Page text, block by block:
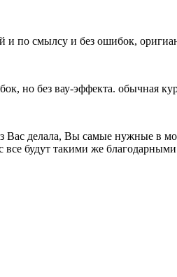
и по смылсу и без ошибок,
но без вау-эффекта. обычная
делала, Вы самые нужные в
такими же благодарными